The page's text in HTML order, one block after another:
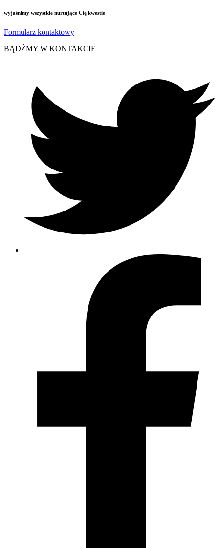
wyjaśnimy wszystkie nurtujące Cię kwestie
Formularz kontaktowy
BĄDŹMY W KONTAKCIE